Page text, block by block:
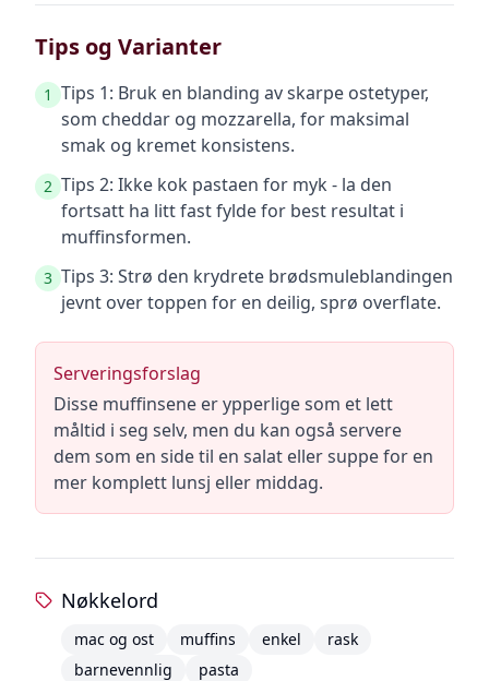
Tips og Varianter
1 Tips 1: Bruk en blanding av skarpe ostetyper,
som cheddar og mozzarella, for maksimal
smak og kremet konsistens.
2 Tips 2: Ikke kok pastaen for myk - la den
fortsatt ha litt fast fylde for best resultat i
muffinsformen.
3 Tips 3: Strø den krydrete brødsmuleblandingen
jevnt over toppen for en deilig, sprø overflate.
Serveringsforslag
Disse muffinsene er ypperlige som et lett
måltid i seg selv, men du kan også servere
dem som en side til en salat eller suppe for en
mer komplett lunsj eller middag.
Nøkkelord
mac og ost muffins enkel
rask
barnevennlig
pasta